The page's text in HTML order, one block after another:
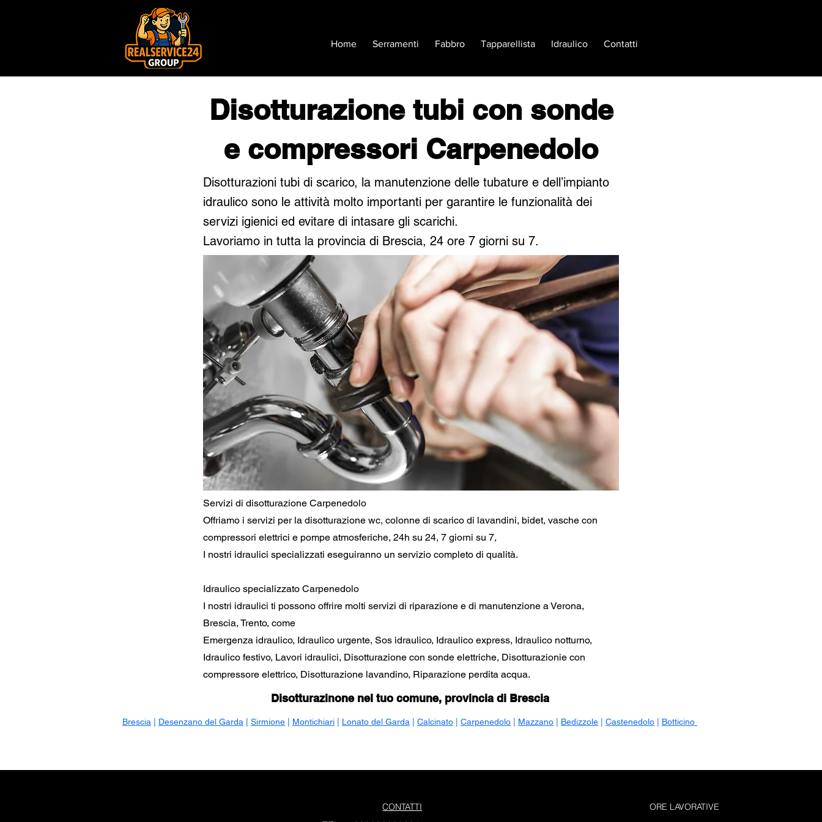
Home Serramenti Fabbro Tapparellista Idraulico Contatti
Disotturazione tubi con sonde
e compressori Carpenedolo
Disotturazioni tubi di scarico, la manutenzione delle tubature e dell’impianto
idraulico sono le attività molto importanti per garantire le funzionalità dei
servizi igienici ed evitare di intasare gli scarichi.
Lavoriamo in tutta la provincia di Brescia, 24 ore 7 giorni su 7.
Servizi di disotturazione Carpenedolo
Offriamo i servizi per la disotturazione wc, colonne di scarico di lavandini, bidet, vasche con
compressori elettrici e pompe atmosferiche, 24h su 24, 7 giorni su 7,
I nostri idraulici specializzati eseguiranno un servizio completo di qualità.
Idraulico specializzato Carpenedolo
I nostri idraulici ti possono offrire molti servizi di riparazione e di manutenzione a Verona,
Brescia, Trento, come
Emergenza idraulico, Idraulico urgente, Sos idraulico, Idraulico express, Idraulico notturno,
Idraulico festivo, Lavori idraulici, Disotturazione con sonde elettriche, Disotturazionie con
compressore elettrico, Disotturazione lavandino, Riparazione perdita acqua.
Disotturazinone nel tuo comune, provincia di Brescia
Brescia Desenzano del Garda Sirmione Montichiari Lonato del Garda Calcinato Carpenedolo Mazzano Bedizzole Castenedolo Botticino
CONTATTI ORE LAVORATIVE